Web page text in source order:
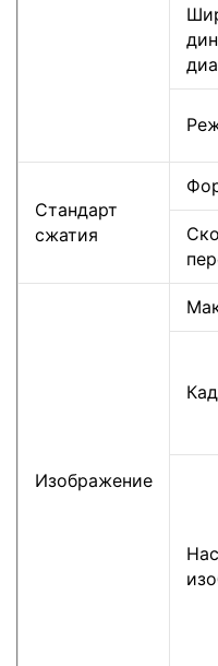
Стандарт
сжатия
Изображение